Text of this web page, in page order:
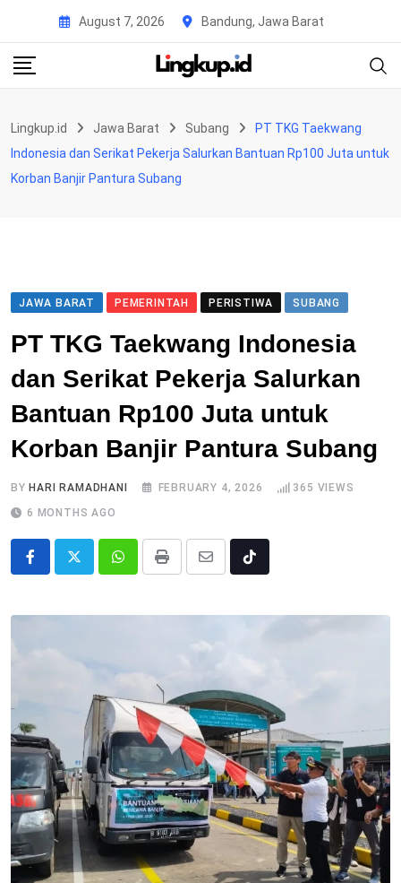
content
August 7, 2026 Bandung, Jawa Barat
Lingkup.id Jawa Barat Subang
PT TKG Taekwang
Indonesia dan Serikat Pekerja Salurkan Bantuan Rp100 Juta untuk
Korban Banjir Pantura Subang
JAWA BARAT PEMERINTAH PERISTIWA SUBANG
PT TKG Taekwang Indonesia
dan Serikat Pekerja Salurkan
Bantuan Rp100 Juta untuk
Korban Banjir Pantura Subang
BY HARI RAMADHANI FEBRUARY 4, 2026 365 VIEWS
6 MONTHS AGO
Whatsapp
Print
Share
Email
Tiktok